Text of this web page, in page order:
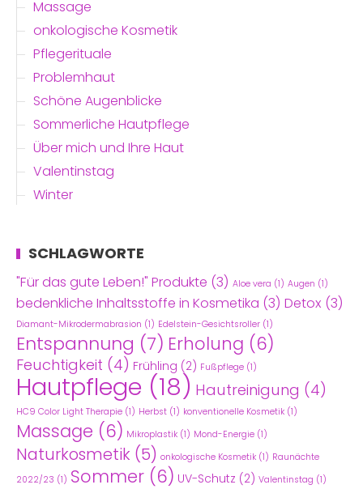
Massage
onkologische Kosmetik
Pflegerituale
Problemhaut
Schöne Augenblicke
Sommerliche Hautpflege
Über mich und Ihre Haut
Valentinstag
Winter
SCHLAGWORTE
"Für das gute Leben!" Produkte (3) Aloe vera (1) Augen (1)
bedenkliche Inhaltsstoffe in Kosmetika (3) Detox (3)
Diamant-Mikrodermabrasion (1) Edelstein-Gesichtsroller (1)
Entspannung (7) Erholung (6)
Feuchtigkeit (4) Frühling (2) Fußpflege (1)
Hautpflege (18) Hautreinigung (4)
HC9 Color Light Therapie (1) Herbst (1) konventionelle Kosmetik (1)
Massage (6) Mikroplastik (1) Mond-Energie (1)
Naturkosmetik (5) onkologische Kosmetik (1) Raunächte
2022/23 (1) Sommer (6) UV-Schutz (2) Valentinstag (1)